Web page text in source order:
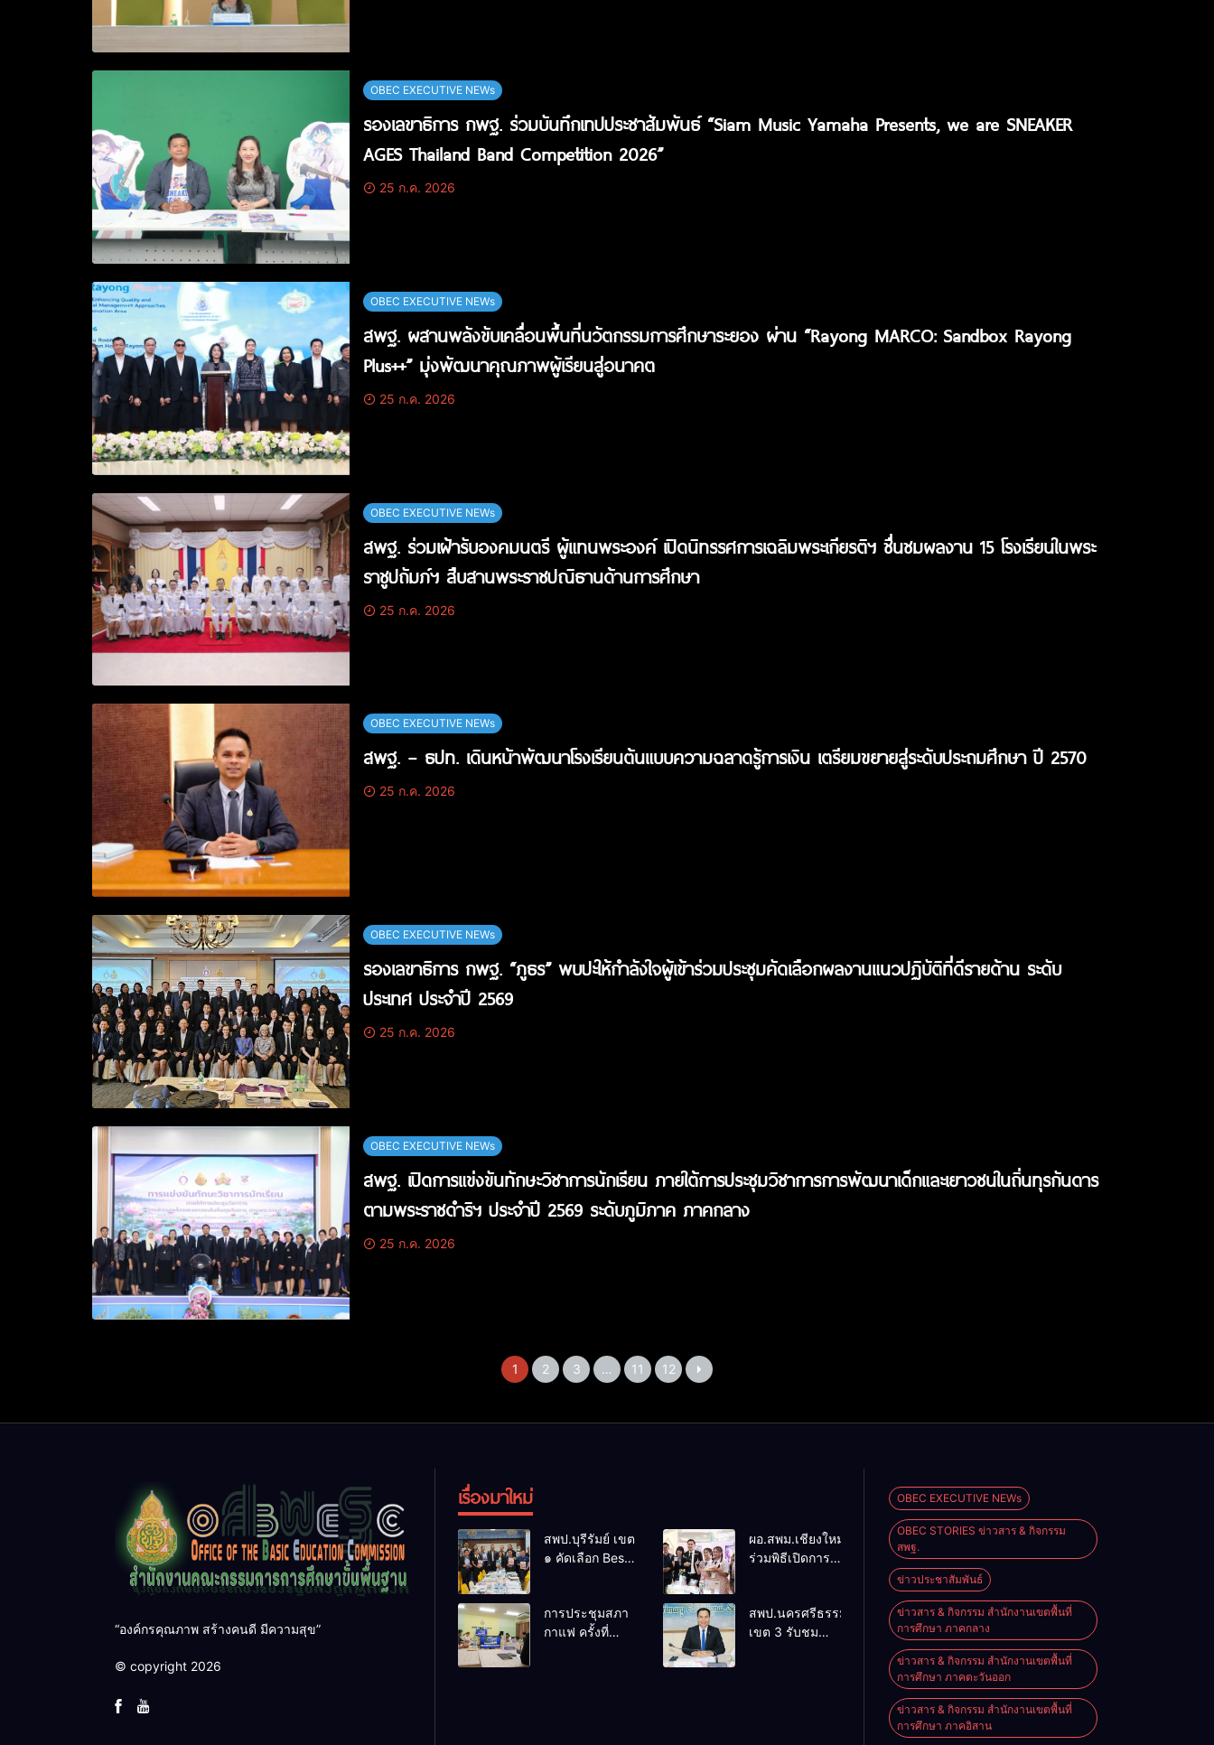
OBEC EXECUTIVE NEWs
รองเลขาธิการ กพฐ. ร่วมบันทึกเทปประชาสัมพันธ์ “Siam Music Yamaha Presents, we are SNEAKER
AGES Thailand Band Competition 2026”
25 ก.ค. 2026
OBEC EXECUTIVE NEWs
สพฐ. ผสานพลังขับเคลื่อนพื้นที่นวัตกรรมการศึกษาระยอง ผ่าน “Rayong MARCO: Sandbox Rayong
Plus++” มุ่งพัฒนาคุณภาพผู้เรียนสู่อนาคต
25 ก.ค. 2026
OBEC EXECUTIVE NEWs
สพฐ. ร่วมเฝ้ารับองคมนตรี ผู้แทนพระองค์ เปิดนิทรรศการเฉลิมพระเกียรติฯ ชื่นชมผลงาน 15 โรงเรียนในพระ
ราชูปถัมภ์ฯ สืบสานพระราชปณิธานด้านการศึกษา
25 ก.ค. 2026
OBEC EXECUTIVE NEWs
สพฐ. – ธปท. เดินหน้าพัฒนาโรงเรียนต้นแบบความฉลาดรู้การเงิน เตรียมขยายสู่ระดับประถมศึกษา ปี 2570
25 ก.ค. 2026
OBEC EXECUTIVE NEWs
รองเลขาธิการ กพฐ. “ภูธร” พบปะให้กำลังใจผู้เข้าร่วมประชุมคัดเลือกผลงานแนวปฏิบัติที่ดีรายด้าน ระดับ
ประเทศ ประจำปี 2569
25 ก.ค. 2026
OBEC EXECUTIVE NEWs
สพฐ. เปิดการแข่งขันทักษะวิชาการนักเรียน ภายใต้การประชุมวิชาการการพัฒนาเด็กและเยาวชนในถิ่นทุรกันดาร
ตามพระราชดำริฯ ประจำปี 2569 ระดับภูมิภาค ภาคกลาง
25 ก.ค. 2026
1 2 3 … 11 12
“องค์กรคุณภาพ สร้างคนดี มีความสุข”
© copyright 2026
เรื่องมาใหม่
สพป.บุรีรัมย์ เขต
๑ คัดเลือก Best
Education
ผอ.สพม.เชียงใหม่
ร่วมพิธีเปิดการ
โครงการตามพ
ระราชดำริฯ
การประชุมสภา
กาแฟ ครั้งที่
สพป.นครศรีธรรมราช
เขต 3 รับชม
OBEC EXECUTIVE NEWs
OBEC STORIES ข่าวสาร & กิจกรรม
สพฐ.
ข่าวประชาสัมพันธ์
ข่าวสาร & กิจกรรม สำนักงานเขตพื้นที่
การศึกษา ภาคกลาง
ข่าวสาร & กิจกรรม สำนักงานเขตพื้นที่
การศึกษา ภาคตะวันออก
ข่าวสาร & กิจกรรม สำนักงานเขตพื้นที่
การศึกษา ภาคอิสาน